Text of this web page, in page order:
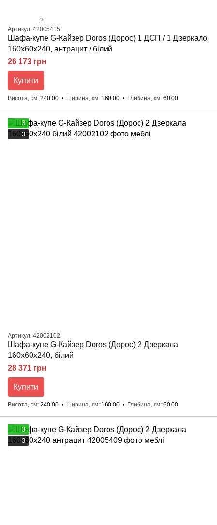
2
Артикул: 42005415
Шафа-купе G-Кайзер Doros (Дорос) 1 ДСП / 1 Дзеркало
160х60х240, антрацит / білий
26 173 грн
Купити
Висота, см 240.00 Ширина, см 160.00 Глибина, см 60.00
3
3
Артикул: 42002102
Шафа-купе G-Кайзер Doros (Дорос) 2 Дзеркала
160х60х240, білий
28 371 грн
Купити
Висота, см 240.00 Ширина, см 160.00 Глибина, см 60.00
3
3